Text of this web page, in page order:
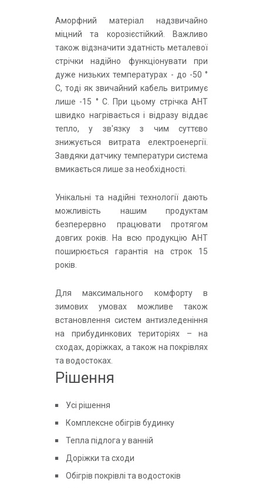
Аморфний матеріал надзвичайно
міцний та корозієстійкий. Важливо
також відзначити здатність металевої
стрічки надійно функціонувати при
дуже низьких температурах - до -50 °
С, тоді як звичайний кабель витримує
лише -15 ° С. При цьому стрічка АНТ
швидко нагрівається і відразу віддає
тепло, у зв'язку з чим суттєво
знижується витрата електроенергії.
Завдяки датчику температури система
вмикається лише за необхідності.
Унікальні та надійні технології дають
можливість нашим продуктам
безперервно працювати протягом
довгих років. На всю продукцію АНТ
поширюється гарантія на строк 15
років.
Для максимального комфорту в
зимових умовах можливе також
встановлення систем антизледеніння
на прибудинкових територіях – на
сходах, доріжках, а також на покрівлях
та водостоках.
Рішення
Усі рішення
Комплексне обігрів будинку
Тепла підлога у ванній
Доріжки та сходи
Обігрів покрівлі та водостоків